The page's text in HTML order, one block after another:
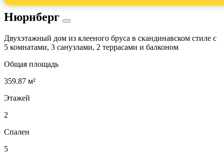
Нюрнберг
Двухэтажный дом из клееного бруса в скандинавском стиле с
5 комнатами, 3 санузлами, 2 террасами и балконом
Общая площадь
359.87 м²
Этажей
2
Спален
5